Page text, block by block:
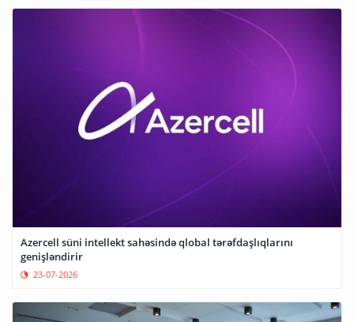
Azercell süni intellekt sahəsində qlobal tərəfdaşlıqlarını
genişləndirir
23-07-2026